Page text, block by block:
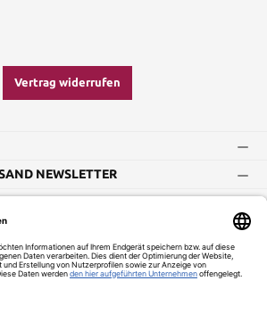
Vertrag widerrufen
NEWSLETTER